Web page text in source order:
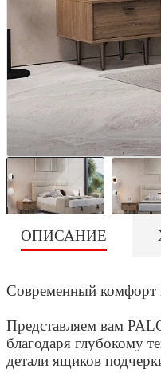
ОПИСАНИЕ
Современный комфорт
Представляем вам
благодаря глубокому
детали ящиков